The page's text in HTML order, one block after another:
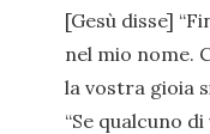
[Gesù disse]
nel mio nome.
la vostra gioia
“Se qualcuno